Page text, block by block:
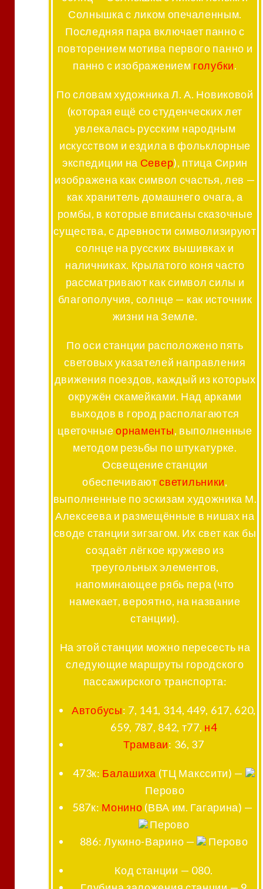
Солнышка с ликом опечаленным.
Последняя пара включает панно с
повторением мотива первого панно и
панно с изображением голубки.
По словам художника Л. А. Новиковой
(которая ещё со студенческих лет
увлекалась русским народным
искусством и ездила в фольклорные
экспедиции на Север), птица Сирин
изображена как символ счастья, лев —
как хранитель домашнего очага, а
ромбы, в которые вписаны сказочные
существа, с древности символизируют
солнце на русских вышивках и
наличниках. Крылатого коня часто
рассматривают как символ силы и
благополучия, солнце — как источник
жизни на Земле.
По оси станции расположено пять
световых указателей направления
движения поездов, каждый из которых
окружён скамейками. Над арками
выходов в город располагаются
цветочныеорнаменты, выполненные
методом резьбы по штукатурке.
Освещение станции
обеспечиваютсветильники,
выполненные по эскизам художника М.
Алексеева и размещённые в нишах на
своде станции зигзагом. Их свет как бы
создаёт лёгкое кружево из
треугольных элементов,
напоминающее рябь пера (что
намекает, вероятно, на название
станции).
На этой станции можно пересесть на
следующие маршруты городского
пассажирского транспорта:
Автобусы: 7, 141, 314, 449, 617, 620,
659, 787, 842, т77, н4
Трамваи: 36, 37
473к: Балашиха (ТЦ Макссити) —
Перово
587к: Монино (ВВА им. Гагарина) —
Перово
886: Лукино-Варино — Перово
Код станции — 080.